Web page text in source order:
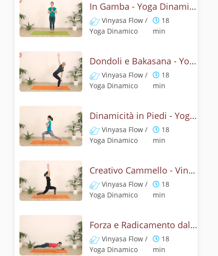
In Gamba - Yoga Dinamico Challenge 7
Vinyasa Flow /
Yoga Dinamico
18
min
Dondoli e Bakasana - Yoga Dinamico
Vinyasa Flow /
Yoga Dinamico
18
min
Dinamicità in Piedi - Yoga flow senza polsi
Vinyasa Flow /
Yoga Dinamico
18
min
Creativo Cammello - Vinyasa Yoga
Vinyasa Flow /
Yoga Dinamico
18
min
Forza e Radicamento dalle Gambe - Yoga dinamico
Vinyasa Flow /
Yoga Dinamico
18
min